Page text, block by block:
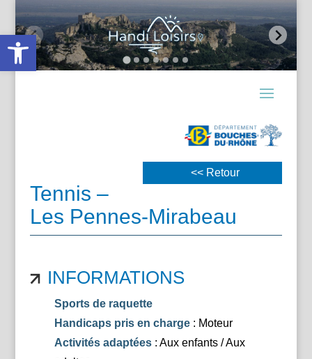
Ouvrir la barre d’outils
<< Retour
Tennis –
Les Pennes-Mirabeau
INFORMATIONS
Sports de raquette
Handicaps pris en charge: Moteur
Activités adaptées: Aux enfants / Aux